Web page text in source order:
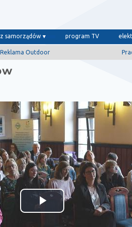
samorządów program TV
Reklama Outdoor
Odtwórz